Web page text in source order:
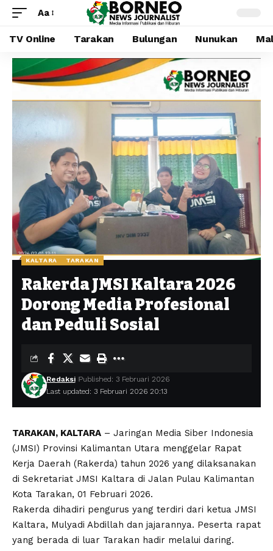
Aa
TV Online Tarakan Bulungan Nunukan
KALTARA TARAKAN
Rakerda JMSI Kaltara 2026
Dorong Media Profesional
dan Peduli Sosial
Last updated: 3 Februari 2026 20:13
Redaksi Published: 3 Februari 2026
TARAKAN, KALTARA – Jaringan Media Siber Indonesia
(JMSI) Provinsi Kalimantan Utara menggelar Rapat
Kerja Daerah (Rakerda) tahun 2026 yang dilaksanakan
di Sekretariat JMSI Kaltara di Jalan Pulau Kalimantan
Kota Tarakan, 01 Februari 2026.
Rakerda dihadiri pengurus yang terdiri dari ketua JMSI
Kaltara, Mulyadi Abdillah dan jajarannya. Peserta rapat
yang berada di luar Tarakan hadir melalui daring.